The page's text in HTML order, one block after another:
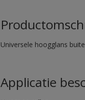
Universele hoogglans
Applicatie